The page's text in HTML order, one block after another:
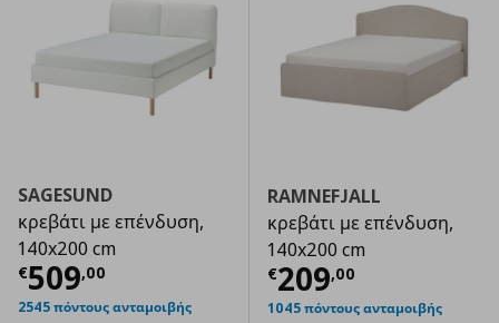
SAGESUND
κρεβάτι με επένδυση,
140x200 cm
€509,00
Τρέχουσα τιμή € 509,00
2545 πόντους ανταμοιβής
RAMNEFJALL
κρεβάτι με επένδυση,
140x200 cm
€209,00
Τρέχουσα
1045 πόντους ανταμοιβής